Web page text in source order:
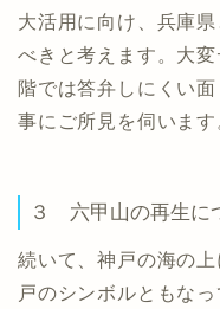
大活用に向け、兵庫
べきと考えます。大
階では答弁しにくい
事にご所見を伺います
３ 六甲山の再生に
続いて、神戸の海の
戸のシンボルともな